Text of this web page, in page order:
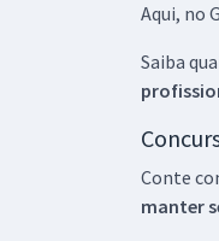
Aqui, no
Saiba
Conte
manter